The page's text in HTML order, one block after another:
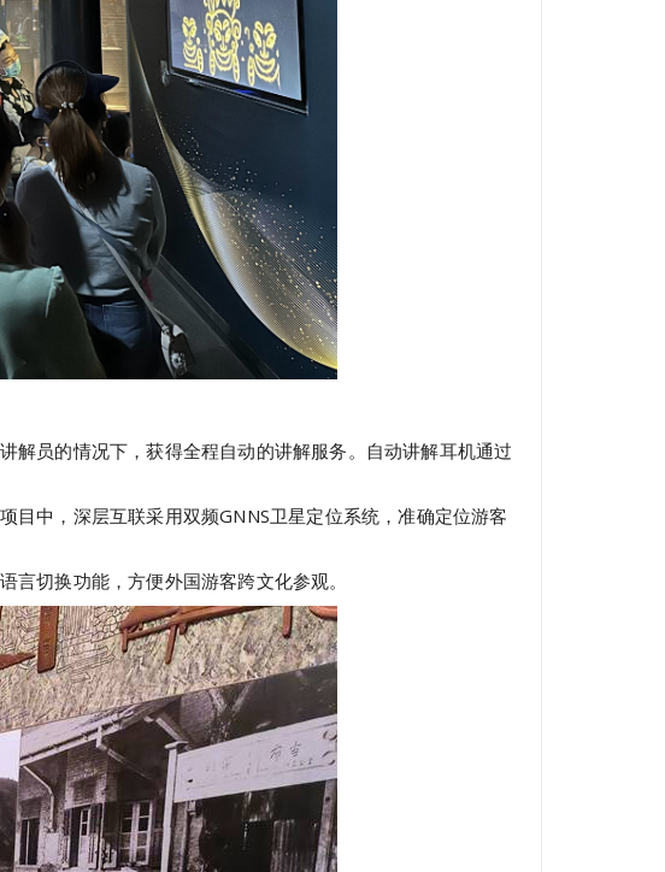
解员的情况下，获得全程自动的讲解服务。自动讲解耳机通过
中，深层互联采用双频GNNS卫星定位系统，准确定位游客
切换功能，方便外国游客跨文化参观。